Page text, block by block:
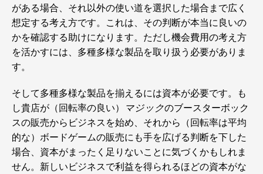
がある場合、それ以外の使い道を選択した場合まで広く
想定する考え方です。これは、その判断が本当に良いの
かを確認する助けになります。ただし機会費用の考え方
を活かすには、多種多様な製品を取り扱う必要がありま
す。
そして多種多様な製品を揃えるには資本が必要です。も
し貴店が（回転率の良い） マジックのブースターボック
スの販売からビジネスを始め、それから（回転率は平均
的な）ボードゲームの販売にも手を広げる判断を下した
場合、資本がまったく足りないことに気づくかもしれま
せん。新しいビジネスで利益を得られるほどの資本がな